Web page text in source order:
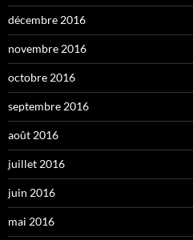
décembre 2016
novembre 2016
octobre 2016
septembre 2016
août 2016
juillet 2016
juin 2016
mai 2016